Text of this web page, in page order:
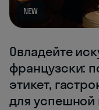
NEW
Овладейте
французски:
этикет,
для